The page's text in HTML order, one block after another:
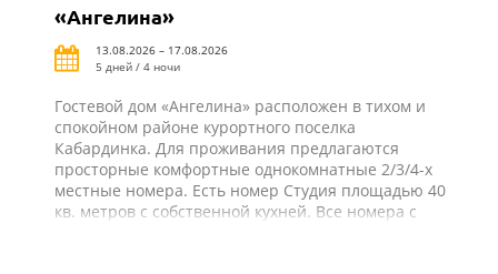
«Ангелина»
13.08.2026 – 17.08.2026
5 дней / 4 ночи
Гостевой дом «Ангелина» расположен в тихом и
спокойном районе курортного поселка
Кабардинка. Для проживания предлагаются
просторные комфортные однокомнатные 2/3/4-х
местные номера. Есть номер Студия площадью 40
кв. метров с собственной кухней. Все номера с